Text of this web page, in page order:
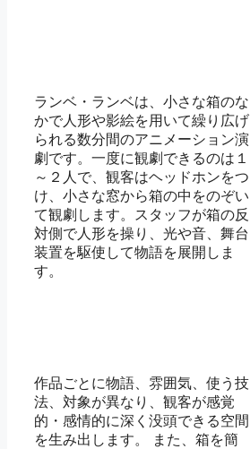
ランベ・ランベは、小さな箱のな
かで人形や影絵を用いて繰り広げ
られる数分間のアニメーション演
劇です。一度に観劇できるのは１
～２人で、観客はヘッドホンをつ
け、小さな窓から箱の中をのぞい
て観劇します。スタッフが箱の反
対側で人形を操り、光や音、舞台
装置を駆使して物語を展開しま
す。
作品ごとに物語、雰囲気、使う技
法、対象が異なり、観客が感覚
的・感情的に深く没頭できる空間
を生み出します。 また、箱を簡